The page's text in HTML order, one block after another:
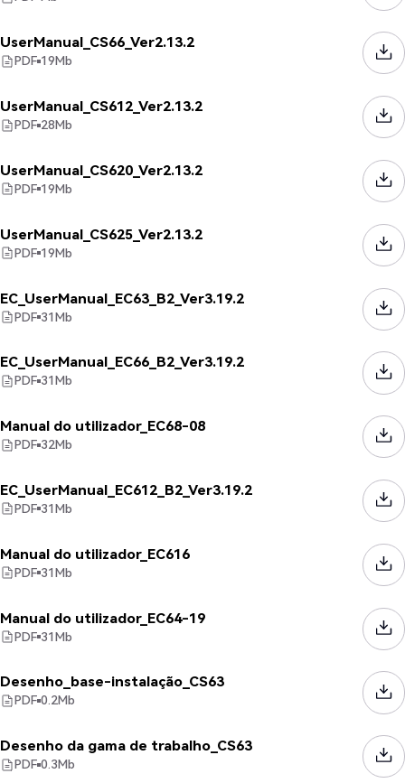
UserManual_CS66_Ver2.13.2
PDF 19Mb
UserManual_CS612_Ver2.13.2
PDF 28Mb
UserManual_CS620_Ver2.13.2
PDF 19Mb
UserManual_CS625_Ver2.13.2
PDF 19Mb
EC_UserManual_EC63_B2_Ver3.19.2
PDF 31Mb
EC_UserManual_EC66_B2_Ver3.19.2
PDF 31Mb
Manual do utilizador_EC68-08
PDF 32Mb
EC_UserManual_EC612_B2_Ver3.19.2
PDF 31Mb
Manual do utilizador_EC616
PDF 31Mb
Manual do utilizador_EC64-19
PDF 31Mb
Desenho_base-instalação_CS63
PDF 0.2Mb
Desenho da gama de trabalho_CS63
PDF 0.3Mb